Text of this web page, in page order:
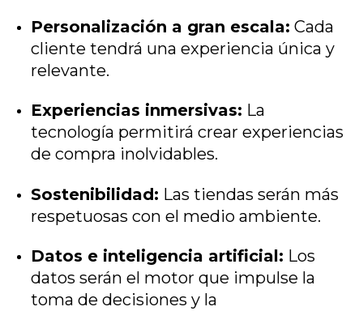
Personalización a gran escala: Cada
cliente tendrá una experiencia única y
relevante.
Experiencias inmersivas: La
tecnología permitirá crear experiencias
de compra inolvidables.
Sostenibilidad: Las tiendas serán más
respetuosas con el medio ambiente.
Datos e inteligencia artificial: Los
datos serán el motor que impulse la
toma de decisiones y la